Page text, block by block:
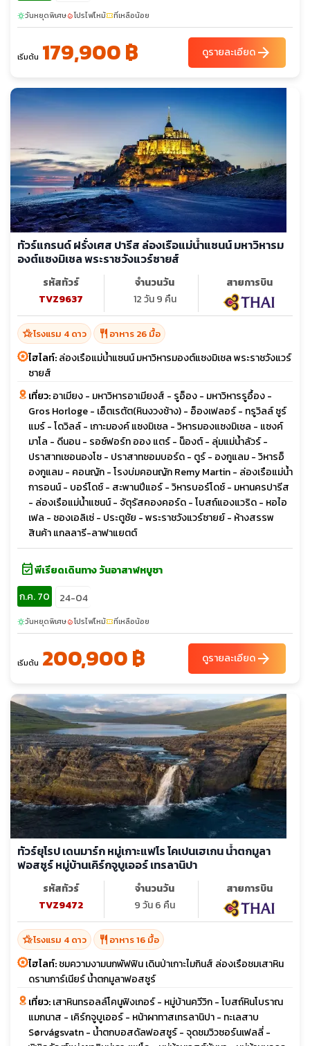
sunnyวันหยุดพิเศษlocal_fire_departmentโปรไฟไหม้confirmation_numberที่เหลือน้อย
เริ่มต้น 179,900 ฿ ดูรายละเอียดarrow_forward
ทัวร์แกรนด์ ฝรั่งเศส ปารีส ล่องเรือแม่น้ำแซนน์ มหาวิหารม
องต์แซงมิเชล พระราชวังแวร์ซายส์
รหัสทัวร์
TVZ9637
จำนวนวัน
12 วัน 9 คืน
สายการบิน
hotel_classโรงแรม 4 ดาว restaurant อาหาร 26 มื้อ
ไฮไลท์:ล่องเรือแม่น้ำแซนน์ มหาวิหารมองต์แซงมิเชล พระราชวังแวร์
ซายส์
เที่ยว:อาเมียง - มหาวิหารอาเมียงส์ - รูอ็อง - มหาวิหารรูอื้อง -
Gros Horloge - เอ็ตเรตัต(หินงวงช้าง) - อ็องเฟลอร์ - ทรูวิลล์ ซูร์
แมร์ - โดวิลล์ - เกาะมองค์ แซงมิเชล - วิหารมองแซงมิเชล - แซงค์
มาโล - ดีนอน - รอซ์ฟอร์ท ออง แตร์ - น็องต์ - ลุ่มแม่น้ำลัวร์ -
ปราสาทเชอนองโซ - ปราสาทชอมบอร์ด - ตูร์ - องกูแลม - วิหารอ็
องกูแลม - คอนญัก - โรงบ่มคอนญัก Remy Martin - ล่องเรือแม่น้ำ
การอนน์ - บอร์โดซ์ - สะพานปีแอร์ - วิหารบอร์โดซ์ - มหานครปารีส
- ล่องเรือแม่น้ำแซนน์ - จัตุรัสคองคอร์ด - โบสถ์แองแวริด - หอไอ
เฟล - ชองเอลิเซ่ - ประตูชัย - พระราชวังแวร์ซายย์ - ห้างสรรพ
สินค้า แกลลารี-ลาฟาแยตต์
event_availableพีเรียดเดินทาง วันอาสาฬหบูชา
ก.ค. 70
24-04
sunnyวันหยุดพิเศษlocal_fire_departmentโปรไฟไหม้confirmation_numberที่เหลือน้อย
เริ่มต้น 200,900 ฿ ดูรายละเอียดarrow_forward
ทัวร์ยุโรป เดนมาร์ก หมู่เกาะแฟโร โคเปนเฮเกน น้ำตกมูลา
ฟอสซูร์ หมู่บ้านเคิร์กจูบูเออร์ เทรลานิปา
รหัสทัวร์
TVZ9472
จำนวนวัน
9 วัน 6 คืน
สายการบิน
hotel_classโรงแรม 4 ดาว restaurant อาหาร 16 มื้อ
ไฮไลท์:ชมความงามนกพัฟฟิน เดินป่าเกาะไมกินส์ ล่องเรือชมเสาหิน
ดรานการ์เนียร์ น้ำตกมูลาฟอสซูร์
เที่ยว:เสาหินทรอลล์โคนูฟิงเกอร์ - หมู่บ้านควีวิก - โบสถ์หินโบราณ
แมกนาส - เคิร์กจูบูเออร์ - หน้าผาทาสเทรลานิปา - ทะเลสาบ
Sørvágsvatn - น้ำตกบอสดัลฟอสซูร์ - จุดชมวิวซอร์นเฟลลี่ -